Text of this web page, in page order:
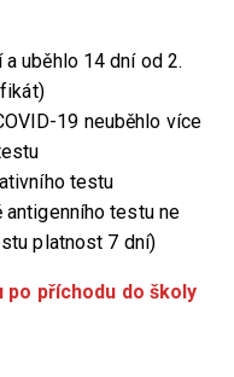
uběhlo 14 dní od 2.
19 neuběhlo více
testu
antigenního testu ne
platnost 7 dní)
po příchodu do školy